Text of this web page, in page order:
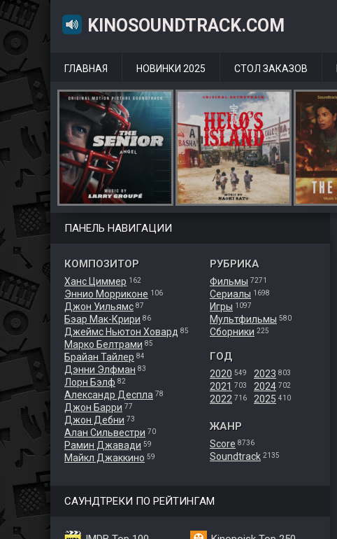
KINOSOUNDTRACK.COM
ГЛАВНАЯ НОВИНКИ 2025 СТОЛ ЗАКАЗОВ
ПАНЕЛЬ НАВИГАЦИИ
КОМПОЗИТОР
Ханс Циммер 162
Эннио Морриконе 106
Джон Уильямс 87
Бэар Мак-Крири 86
Джеймс Ньютон Ховард 85
Марко Белтрами 85
Брайан Тайлер 84
Дэнни Элфман 83
Лорн Бэлф 82
Александр Деспла 78
Джон Барри 77
Джон Дебни 73
Алан Сильвестри 70
Рамин Джавади 59
Майкл Джаккино 59
РУБРИКА
Фильмы 7271
Сериалы 1698
Игры 1097
Мультфильмы 580
Сборники 225
ГОД
2020 549
2021 703
2022 716
2023 803
2024 702
2025 410
ЖАНР
Score 8736
Soundtrack 2135
САУНДТРЕКИ ПО РЕЙТИНГАМ